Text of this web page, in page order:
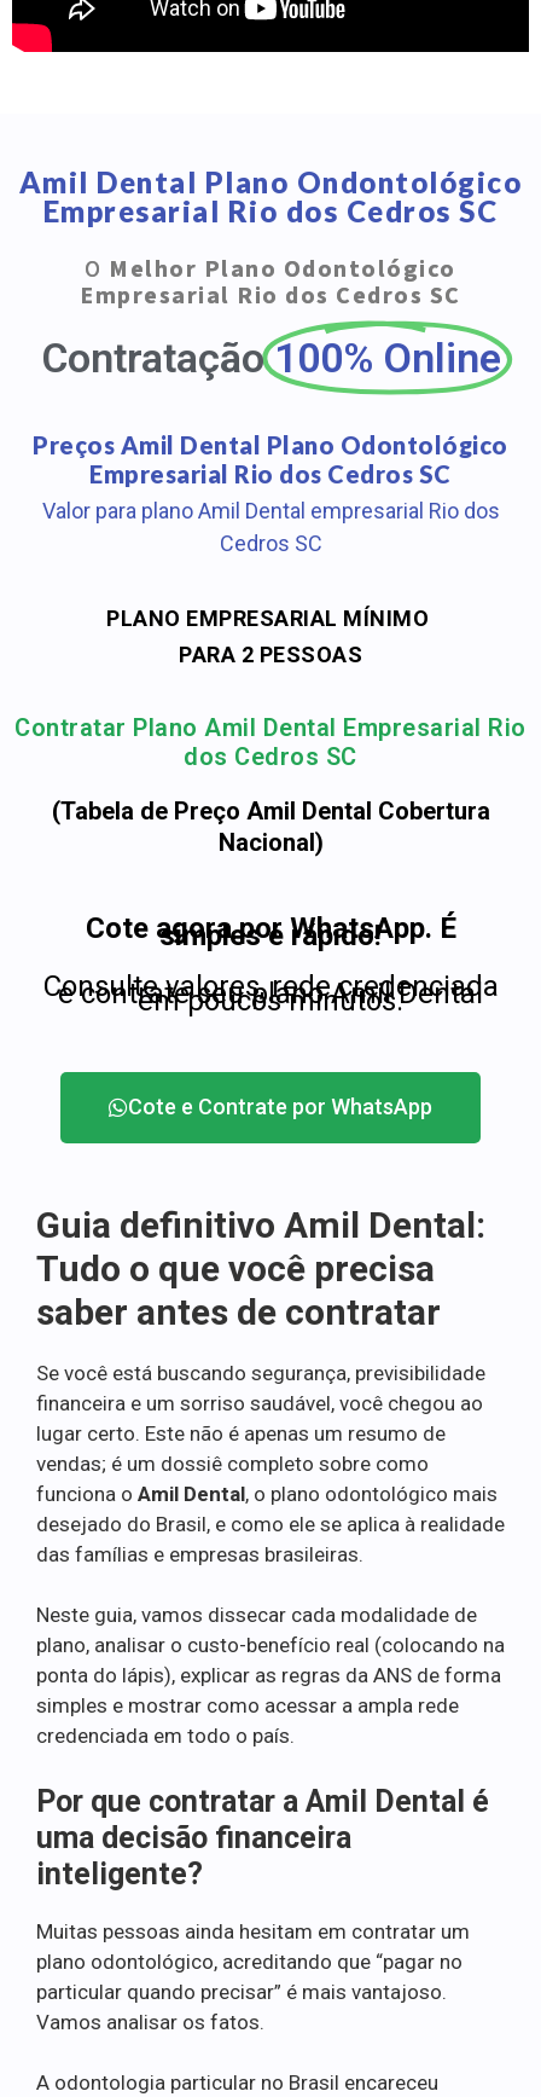
Amil Dental Plano Ondontológico
Empresarial Rio dos Cedros SC
O Melhor Plano Odontológico
Empresarial Rio dos Cedros SC
Contratação 100% Online
Preços Amil Dental Plano Odontológico
Empresarial Rio dos Cedros SC
Valor para plano Amil Dental empresarial Rio dos
Cedros SC
PLANO EMPRESARIAL MÍNIMO
PARA 2 PESSOAS
Contratar Plano Amil Dental Empresarial Rio
dos Cedros SC
(Tabela de Preço Amil Dental Cobertura
Nacional)
Cote agora por WhatsApp. É
simples e rápido!
Consulte valores, rede credenciada
e contrate seu plano Amil Dental
em poucos minutos.
Cote e Contrate por WhatsApp
Guia definitivo Amil Dental:
Tudo o que você precisa
saber antes de contratar
Se você está buscando segurança, previsibilidade
financeira e um sorriso saudável, você chegou ao
lugar certo. Este não é apenas um resumo de
vendas; é um dossiê completo sobre como
funciona o Amil Dental, o plano odontológico mais
desejado do Brasil, e como ele se aplica à realidade
das famílias e empresas brasileiras.
Neste guia, vamos dissecar cada modalidade de
plano, analisar o custo-benefício real (colocando na
ponta do lápis), explicar as regras da ANS de forma
simples e mostrar como acessar a ampla rede
credenciada em todo o país.
Por que contratar a Amil Dental é
uma decisão financeira
inteligente?
Muitas pessoas ainda hesitam em contratar um
plano odontológico, acreditando que “pagar no
particular quando precisar” é mais vantajoso.
Vamos analisar os fatos.
A odontologia particular no Brasil encareceu